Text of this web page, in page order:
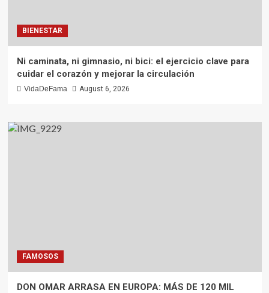
BIENESTAR
Ni caminata, ni gimnasio, ni bici: el ejercicio clave para
cuidar el corazón y mejorar la circulación
VidaDeFama August 6, 2026
FAMOSOS
DON OMAR ARRASA EN EUROPA: MÁS DE 120 MIL